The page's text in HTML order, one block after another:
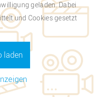
geladen. Dabei
und Cookies gesetzt
laden